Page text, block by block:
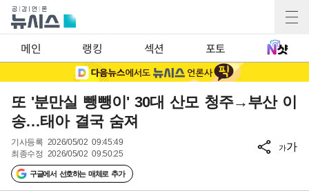
메인 랭킹 섹션 포토
또 '분만실 뺑뺑이' 30대 산모 청주→부산 이
송…태아 결국 숨져
기사등록 2026/05/02 09:45:49
최종수정 2026/05/02 09:50:25
구글에서 선호하는 매체로 추가
가가